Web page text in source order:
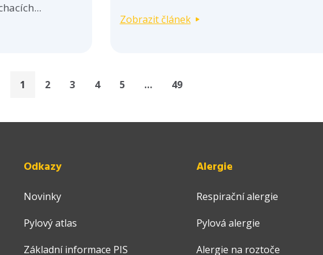
Zobrazit článek
1 2 3 4 5 … 49
Odkazy
Novinky
Pylový atlas
Základní informace PIS
Alergie
Respirační alergie
Pylová alergie
Alergie na roztoče